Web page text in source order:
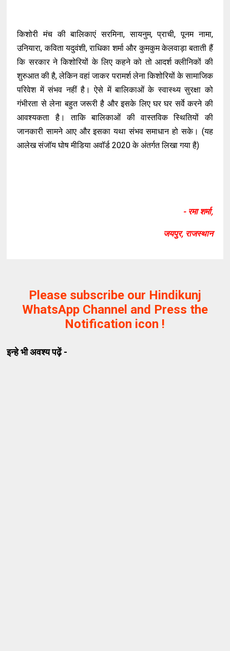
किशोरी मंच की बालिकाएं सरमिना, सायनुम, प्राची, पूनम नामा,
उनियारा, कविता यदुवंशी, राधिका शर्मा और कुमकुम केलवाड़ा बताती हैं
कि सरकार ने किशोरियों के लिए कहने को तो आदर्श क्लीनिकों की
शुरुआत की है, लेकिन वहां जाकर परामर्श लेना किशोरियों के सामाजिक
परिवेश में संभव नहीं है। ऐसे में बालिकाओं के स्वास्थ्य सुरक्षा को
गंभीरता से लेना बहुत जरूरी है और इसके लिए घर घर सर्वे करने की
आवश्यकता है। ताकि बालिकाओं की वास्तविक स्थितियों की
जानकारी सामने आए और इसका यथा संभव समाधान हो सके। (यह
आलेख संजॉय घोष मीडिया अवॉर्ड 2020 के अंतर्गत लिखा गया है)
- रमा शर्मा,
जयपुर, राजस्थान
Please subscribe our Hindikunj
WhatsApp Channel and Press the
Notification icon !
इन्हे भी अवश्य पढ़ें -